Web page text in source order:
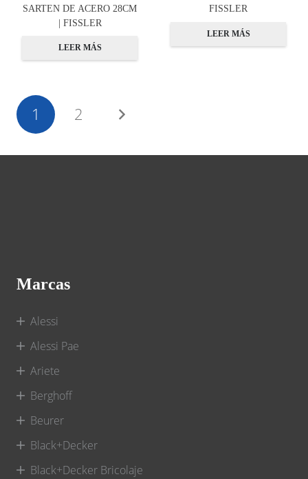
SARTEN DE ACERO 28CM
| FISSLER
LEER MÁS
FISSLER
LEER MÁS
1 2
Marcas
Alessi
Alessi Pae
Ariete
Berghoff
Beurer
Black+Decker
Black+Decker Bricolaje